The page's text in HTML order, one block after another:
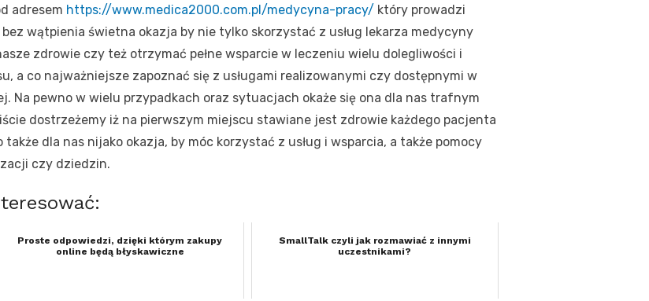
adresem https://www.medica2000.com.pl/medycyna-pracy/ który prowadzi
wątpienia świetna okazja by nie tylko skorzystać z usług lekarza medycyny
zdrowie czy też otrzymać pełne wsparcie w leczeniu wielu dolegliwości i
a co najważniejsze zapoznać się z usługami realizowanymi czy dostępnymi w
Na pewno w wielu przypadkach oraz sytuacjach okaże się ona dla nas trafnym
dostrzeżemy iż na pierwszym miejscu stawiane jest zdrowie każdego pacjenta
dla nas nijako okazja, by móc korzystać z usług i wsparcia, a także pomocy
czy dziedzin.
Proste odpowiedzi, dzięki którym zakupy
online będą błyskawiczne
SmallTalk czyli jak rozmawiać z innymi
uczestnikami?